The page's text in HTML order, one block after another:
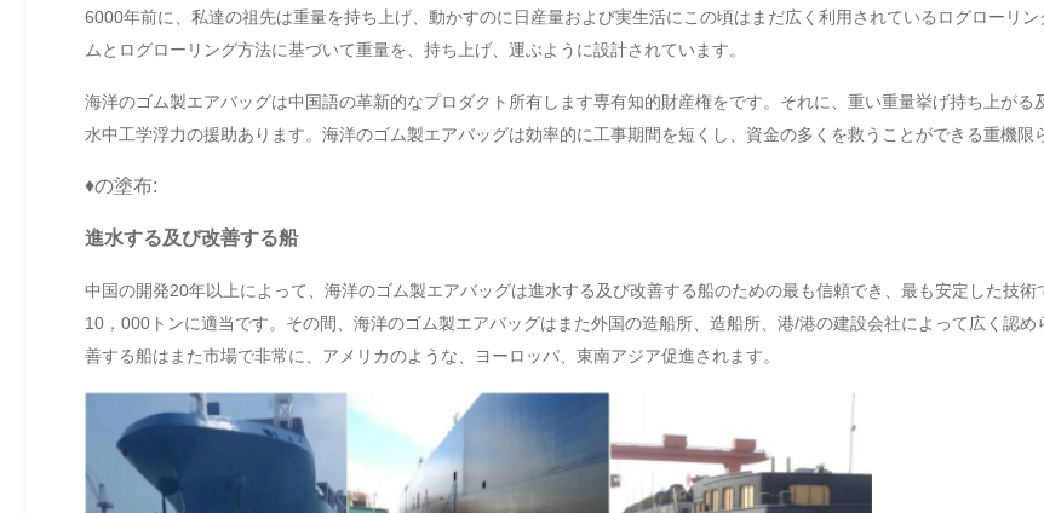
6000年前に、私達の祖先は重量を持ち上げ、動かすのに日産量および実生活にこの頃はまだ広く利用されているログローリ
ムとログローリング方法に基づいて重量を、持ち上げ、運ぶように設計されています。
海洋のゴム製エアバッグは中国語の革新的なプロダクト所有します専有知的財産権をです。それに、重い重量挙げ持ち上が
水中工学浮力の援助あります。海洋のゴム製エアバッグは効率的に工事期間を短くし、資金の多くを救うことができる重機限
♦の塗布:
進水する及び改善する船
中国の開発20年以上によって、海洋のゴム製エアバッグは進水する及び改善する船のための最も信頼でき、最も安定した技
10，000トンに適当です。その間、海洋のゴム製エアバッグはまた外国の造船所、造船所、港/港の建設会社によって広く認
善する船はまた市場で非常に、アメリカのような、ヨーロッパ、東南アジア促進されます。